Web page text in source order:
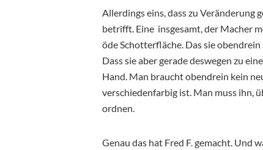
Allerdings eins, dass zu Veränderung
betrifft. Eine insgesamt, der Macher
öde Schotterfläche. Das sie
Dass sie aber gerade deswegen zu
Hand. Man braucht obendrein kein
verschiedenfarbig ist. Man muss ihn,
ordnen.
Genau das hat Fred F. gemacht. Und